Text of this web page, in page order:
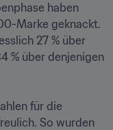
haben
Marke geknackt.
27 % über
% über denjenigen
für die
So wurden